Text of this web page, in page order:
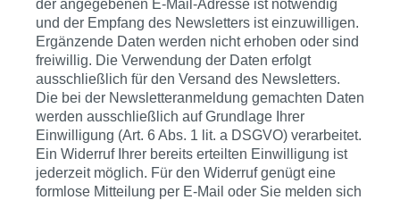
der angegebenen E-Mail-Adresse ist notwendig
und der Empfang des Newsletters ist einzuwilligen.
Ergänzende Daten werden nicht erhoben oder sind
freiwillig. Die Verwendung der Daten erfolgt
ausschließlich für den Versand des Newsletters.
Die bei der Newsletteranmeldung gemachten Daten
werden ausschließlich auf Grundlage Ihrer
Einwilligung (Art. 6 Abs. 1 lit. a DSGVO) verarbeitet.
Ein Widerruf Ihrer bereits erteilten Einwilligung ist
jederzeit möglich. Für den Widerruf genügt eine
formlose Mitteilung per E-Mail oder Sie melden sich